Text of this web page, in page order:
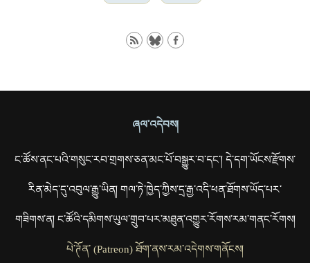
ཞལ་འདེབས།
ང་ཚོས་ནང་པའི་གསུང་རབ་གྲགས་ཅན་མང་པོ་བསྒྱུར་བ་དང་། དེ་དག་ཡོངས་རྫོགས་
རིན་མེད་དུ་འབུལ་རྒྱུ་ཡིན། གལ་ཏེ་ཁྱེད་ཀྱིས་དྲ་རྒྱ་འདི་ཕན་ཐོགས་ཡོད་པར་
གཟིགས་ན། ང་ཚོའི་དམིགས་ཡུལ་གྲུབ་པར་མཐུན་འགྱུར་རོགས་རམ་གནང་རོགས།
པེ་ཊོན་ (Patreon) ཐོག་ནས་རམ་འདེགས་གནོངས།